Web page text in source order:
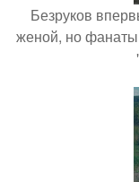
Безруков
женой, но